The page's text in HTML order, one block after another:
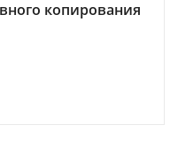
копирования